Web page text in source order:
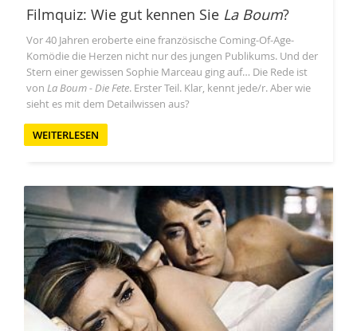
Filmquiz: Wie gut kennen Sie La Boum?
Vor 40 Jahren eroberte eine französische Coming-Of-Age-
Komödie die Herzen nicht nur des jungen Publikums. Und der
Stern einer gewissen Sophie Marceau ging auf… Die Rede ist
von La Boum - Die Fete. Erster Teil. Klar, kennt jede/r. Aber wie
sieht es mit dem Detailwissen aus?
WEITERLESEN